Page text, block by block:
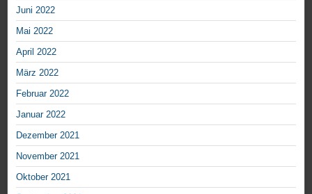
Juni 2022
Mai 2022
April 2022
März 2022
Februar 2022
Januar 2022
Dezember 2021
November 2021
Oktober 2021